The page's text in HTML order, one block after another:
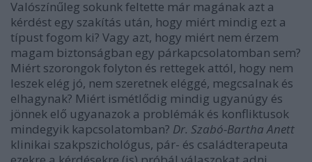
Valószínűleg sokunk feltette már magának azt a
kérdést egy szakítás után, hogy miért mindig ezt a
típust fogom ki? Vagy azt, hogy miért nem érzem
magam biztonságban egy párkapcsolatomban sem?
Miért szorongok folyton és rettegek attól, hogy nem
leszek elég jó, nem szeretnek eléggé, megcsalnak és
elhagynak? Miért ismétlődig mindig ugyanúgy és
jönnek elő ugyanazok a problémák és konfliktusok
mindegyik kapcsolatomban? Dr. Szabó-Bartha Anett
klinikai szakpszichológus, pár- és családterapeuta